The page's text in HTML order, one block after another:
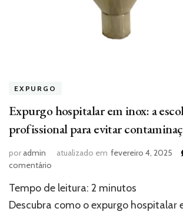
EXPURGO
Expurgo hospitalar em inox: a
profissional para evitar
poradmin atualizado em fevereiro 4, 2025
comentário
hospitalar
em
Tempo de leitura: 2 minutos
Descubra como o expurgo hospitalar